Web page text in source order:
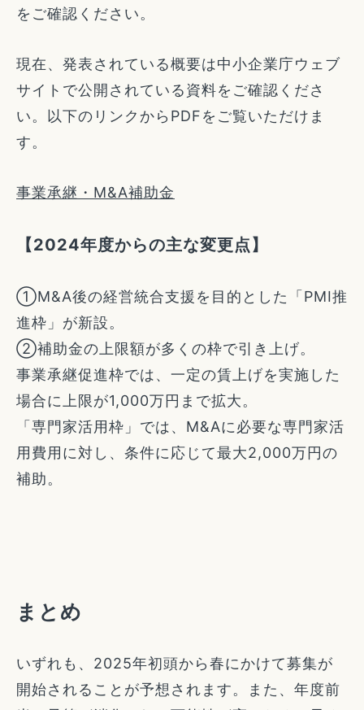
をご確認ください。
現在、発表されている概要は中小企業庁ウェブ
サイトで公開されている資料をご確認くださ
い。以下のリンクからPDFをご覧いただけま
す。
事業承継・M&A補助金
【2024年度からの主な変更点】
①M&A後の経営統合支援を目的とした「PMI推
進枠」が新設。
②補助金の上限額が多くの枠で引き上げ。
事業承継促進枠では、一定の賃上げを実施した
場合に上限が1,000万円まで拡大。
「専門家活用枠」では、M&Aに必要な専門家活
用費用に対し、条件に応じて最大2,000万円の
補助。
まとめ
いずれも、2025年初頭から春にかけて募集が
開始されることが予想されます。また、年度前